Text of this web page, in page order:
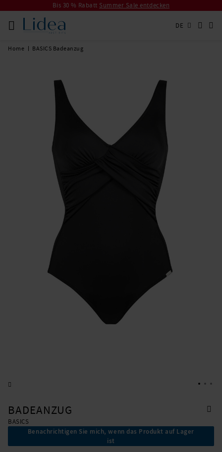
Bis 30 % Rabatt Summer Sale entdecken
DE
Home BASICS Badeanzug
BADEANZUG
BASICS
Benachrichtigen Sie mich, wenn das Produkt auf Lager
ist